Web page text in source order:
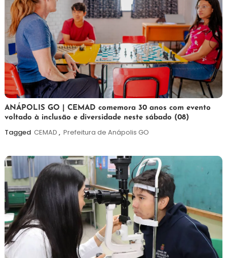
7
de
agosto
Maurilio
ANÁPOLIS GO | CEMAD comemora 30 anos com evento
voltado à inclusão e diversidade neste sábado (08)
Tagged CEMAD , Prefeitura de Anápolis GO